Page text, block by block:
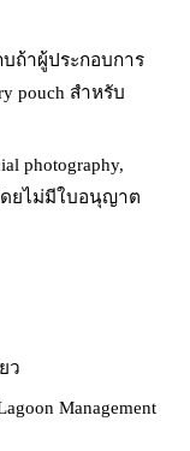
ถ้าผู้ประกอบการ
pouch สำหรับ
photography,
ดยไม่มีใบอนุญาต
ว
Management